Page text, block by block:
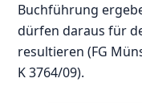
Buchführung
dürfen daraus für
resultieren (FG
K 3764/09).